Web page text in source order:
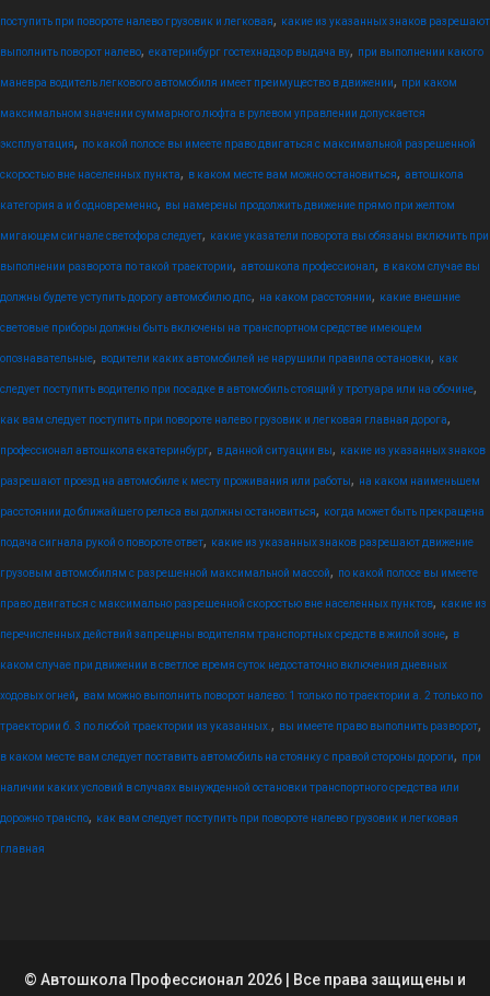
поступить при повороте налево грузовик и легковая, какие из указанных знаков разрешают
выполнить поворот налево, екатеринбург гостехнадзор выдача ву, при выполнении какого
маневра водитель легкового автомобиля имеет преимущество в движении, при каком
максимальном значении суммарного люфта в рулевом управлении допускается
эксплуатация, по какой полосе вы имеете право двигаться с максимальной разрешенной
скоростью вне населенных пункта, в каком месте вам можно остановиться, автошкола
категория а и б одновременно, вы намерены продолжить движение прямо при желтом
мигающем сигнале светофора следует, какие указатели поворота вы обязаны включить при
выполнении разворота по такой траектории, автошкола профессионал, в каком случае вы
должны будете уступить дорогу автомобилю дпс, на каком расстоянии, какие внешние
световые приборы должны быть включены на транспортном средстве имеющем
опознавательные, водители каких автомобилей не нарушили правила остановки, как
следует поступить водителю при посадке в автомобиль стоящий у тротуара или на обочине,
как вам следует поступить при повороте налево грузовик и легковая главная дорога,
профессионал автошкола екатеринбург, в данной ситуации вы, какие из указанных знаков
разрешают проезд на автомобиле к месту проживания или работы, на каком наименьшем
расстоянии до ближайшего рельса вы должны остановиться, когда может быть прекращена
подача сигнала рукой о повороте ответ, какие из указанных знаков разрешают движение
грузовым автомобилям с разрешенной максимальной массой, по какой полосе вы имеете
право двигаться с максимально разрешенной скоростью вне населенных пунктов, какие из
перечисленных действий запрещены водителям транспортных средств в жилой зоне, в
каком случае при движении в светлое время суток недостаточно включения дневных
ходовых огней, вам можно выполнить поворот налево: 1 только по траектории а. 2 только по
траектории б. 3 по любой траектории из указанных. , вы имеете право выполнить разворот,
в каком месте вам следует поставить автомобиль на стоянку с правой стороны дороги, при
наличии каких условий в случаях вынужденной остановки транспортного средства или
дорожно транспо, как вам следует поступить при повороте налево грузовик и легковая
главная
© Автошкола Профессионал 2026 | Все права защищены и